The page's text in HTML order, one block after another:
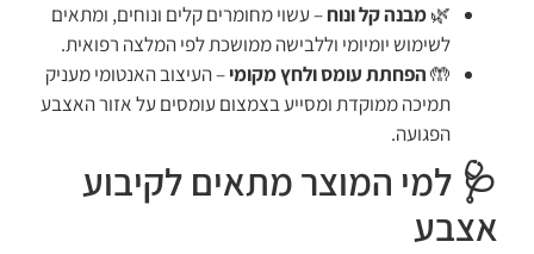
🌿מבנה קל ונוח– עשוי מחומרים קלים ונוחים, ומתאים
לשימוש יומיומי וללבישה ממושכת לפי המלצה רפואית.
🤲הפחתת עומס ולחץ מקומי– העיצוב האנטומי מעניק
תמיכה ממוקדת ומסייע בצמצום עומסים על אזור האצבע
הפגועה.
🩺 למי המוצר מתאים לקיבוע
אצבע